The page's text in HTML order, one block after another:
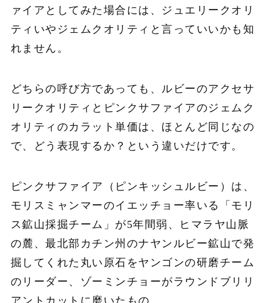
ァイアとしてみた場合には、ジュエリークオリ
ティいやジェムクオリティと言っていいかも知
れません。
どちらの呼び方であっても、ルビーのアクセサ
リークオリティとピンクサファイアのジェムク
オリティのカラット単価は、ほとんど同じなの
で、どう表現するか？という違いだけです。
ピンクサファイア（ピンキッシュルビー）は、
モリスミャンマーのイエッチョー率いる「モリ
ス鉱山採掘チーム」が5年間弱、ヒマラヤ山脈
の麓、最北部カチン州のナヤンルビー鉱山で発
掘してくれた丸い原石をヤンゴンの研磨チーム
のリーダー、ゾーミンチョーがラウンドブリリ